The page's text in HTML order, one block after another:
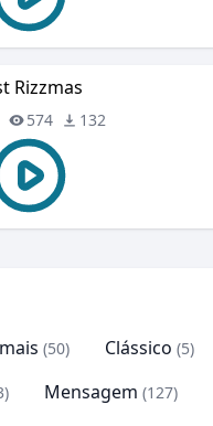
Rizzmas
574 132
(50) Clássico (5)
Mensagem (127)